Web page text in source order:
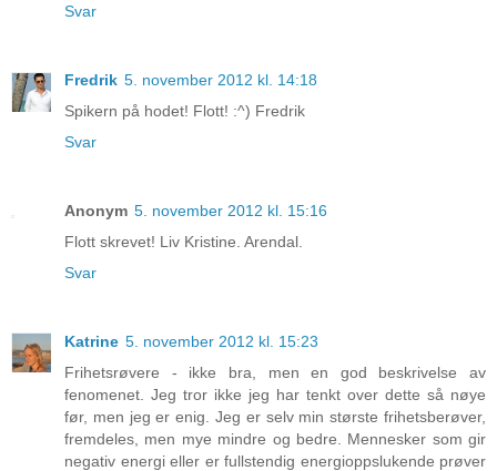
Svar
Fredrik 5. november 2012 kl. 14:18
Spikern på hodet! Flott! :^) Fredrik
Svar
Anonym 5. november 2012 kl. 15:16
Flott skrevet! Liv Kristine. Arendal.
Svar
Katrine 5. november 2012 kl. 15:23
Frihetsrøvere - ikke bra, men en god beskrivelse av
fenomenet. Jeg tror ikke jeg har tenkt over dette så nøye
før, men jeg er enig. Jeg er selv min største frihetsberøver,
fremdeles, men mye mindre og bedre. Mennesker som gir
negativ energi eller er fullstendig energioppslukende prøver